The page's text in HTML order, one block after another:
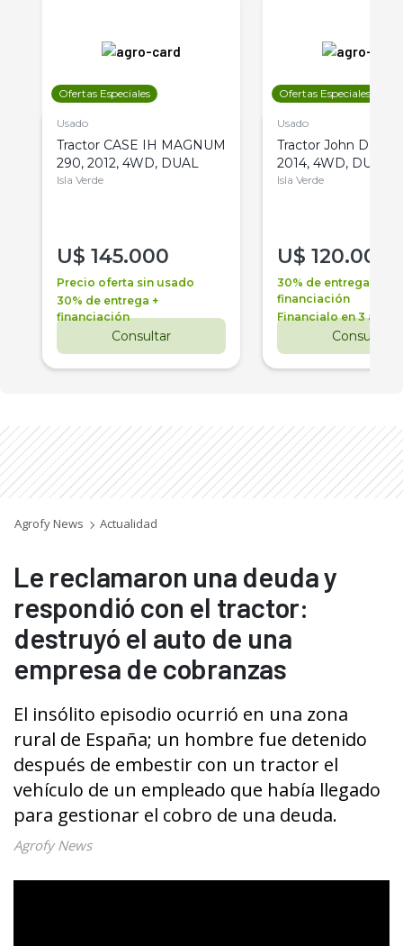
Ofertas Especiales
Usado
Tractor CASE IH MAGNUM
290, 2012, 4WD, DUAL
Isla Verde
U$ 145.000
Precio oferta sin usado
30% de entrega +
financiación
Consultar
Ofertas Especiales
Usado
Tractor John Deere
2014, 4WD, DUAL
Isla Verde
U$ 120.000
30% de entrega +
financiación
Financialo en 3 años
Consultar
Agrofy News Actualidad
Le reclamaron una deuda y
respondió con el tractor:
destruyó el auto de una
empresa de cobranzas
El insólito episodio ocurrió en una zona
rural de España; un hombre fue detenido
después de embestir con un tractor el
vehículo de un empleado que había llegado
para gestionar el cobro de una deuda.
Agrofy News